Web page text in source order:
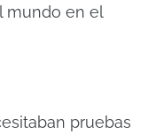
mundo en el
pruebas